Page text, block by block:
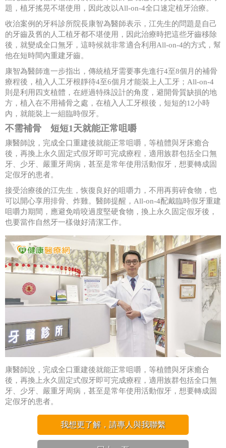
題，植牙搖晃不堪使用，因此改以All-on-4全口速定植牙治療。
收治案例的牙科診所院長康智為醫師表示，江先生的問題是自己
的牙齒及舊的人工植牙都不堪使用，因此治療時把這些牙齒移除
後，就變成全口無牙，這時候就非常適合利用All-on-4的方式，幫
他在短時間內重建牙齒。
康智為醫師進一步指出，傳統植牙需要事先進行4至8個月的補骨
療程後，植入人工牙根靜待4至6個月才能裝上人工牙；All-on-4
則是利用四支植體，在經過特殊設計的角度，避開骨質缺損的地
方，植入在不用補骨之處，在植入人工牙根後，短短的12小時
內，就能裝上一組臨時假牙。
不需補骨 短短1天就能正常咀嚼
康醫師說，完成全口重建後就能正常咀嚼，等植體與牙床癒合
後，再換上永久固定式假牙即可完成療程，適用族群包括全口無
牙、少牙、嚴重牙周病，甚至是常年使用活動假牙，想要轉成固
定假牙的患者。
接受治療後的江先生，恢復良好的咀嚼力，不用再剪碎食物，也
可以開心享用排骨、炸雞。醫師提醒，All-on-4配戴臨時假牙重建
咀嚼力期間，應避免啃咬過度堅硬食物，換上永久固定假牙後，
也要當作自然牙一樣做好清潔工作。
康醫師說，完成全口重建後就能正常咀嚼，等植體與牙床癒合
後，再換上永久固定式假牙即可完成療程，適用族群包括全口無
牙、少牙、嚴重牙周病，甚至是常年使用活動假牙，想要轉成固
定假牙的患者。
我想更了解，請專人與我聯繫